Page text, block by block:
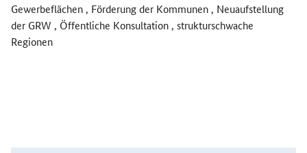
Gewerbeflächen , Förderung der Kommunen , Neuaufstellung
der GRW , Öffentliche Konsultation , strukturschwache
Regionen